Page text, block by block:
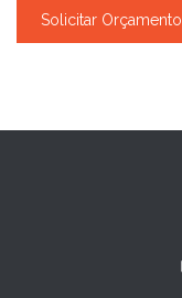
Solicitar Orçamento